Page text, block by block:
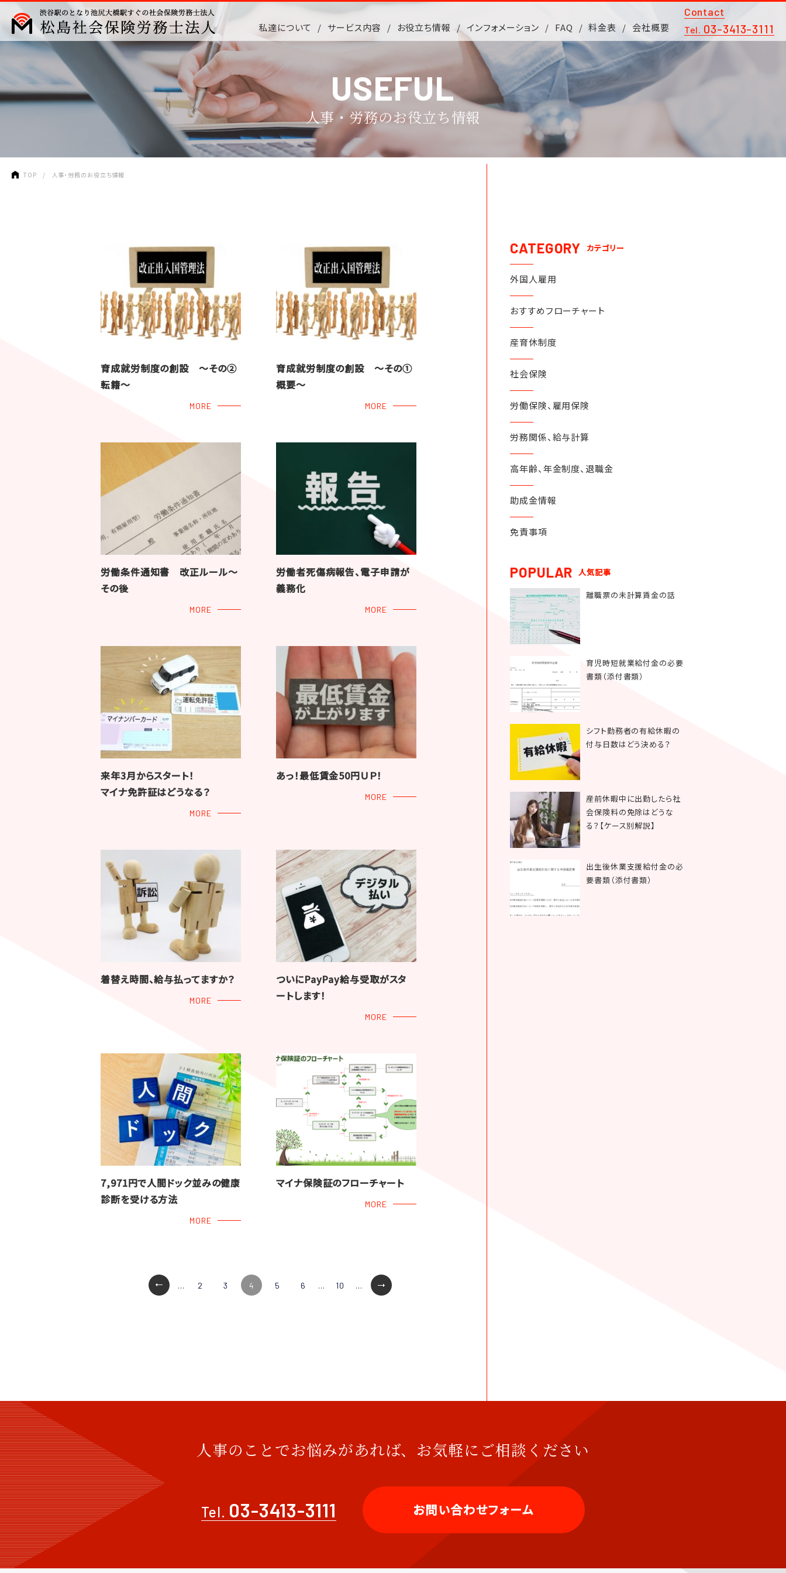
私達について サービス内容 お役立ち情報 インフォメーション FAQ 料金表 会社概要
Contact
Tel. 03-3413-3111
USEFUL
人事・労務のお役立ち情報
TOP 人事・労務のお役立ち情報
育成就労制度の創設 ～その②
転籍～
MORE
育成就労制度の創設 ～その①
概要～
MORE
労働条件通知書 改正ルール～
その後
MORE
労働者死傷病報告、電子申請が
義務化
MORE
来年3月からスタート！
マイナ免許証はどうなる？
MORE
あっ！最低賃金50円ＵＰ！
MORE
着替え時間、給与払ってますか？
MORE
ついにPayPay給与受取がスタ
ートします！
MORE
7,971円で人間ドック並みの健康
診断を受ける方法
MORE
マイナ保険証のフローチャート
MORE
... 2 3 4 5 6 ... 10 ...
CATEGORY カテゴリー
外国人雇用
おすすめフローチャート
産育休制度
社会保険
労働保険、雇用保険
労務関係、給与計算
高年齢、年金制度、退職金
助成金情報
免責事項
POPULAR 人気記事
離職票の未計算賃金の話
育児時短就業給付金の必要
書類（添付書類）
シフト勤務者の有給休暇の
付与日数はどう決める？
産前休暇中に出勤したら社
会保険料の免除はどうな
る？【ケース別解説】
出生後休業支援給付金の必
要書類（添付書類）
人事のことでお悩みがあれば、 お気軽にご相談ください
Tel. 03-3413-3111 お問い合わせフォーム